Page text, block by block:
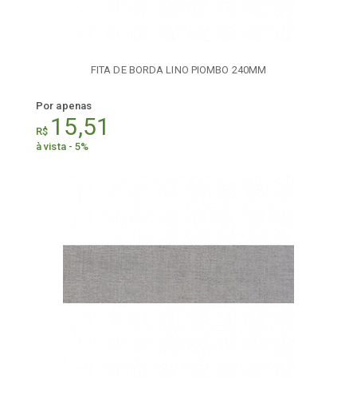
FITA DE BORDA LINO PIOMBO 240MM
Por apenas
R$ 15,51
à vista - 5%